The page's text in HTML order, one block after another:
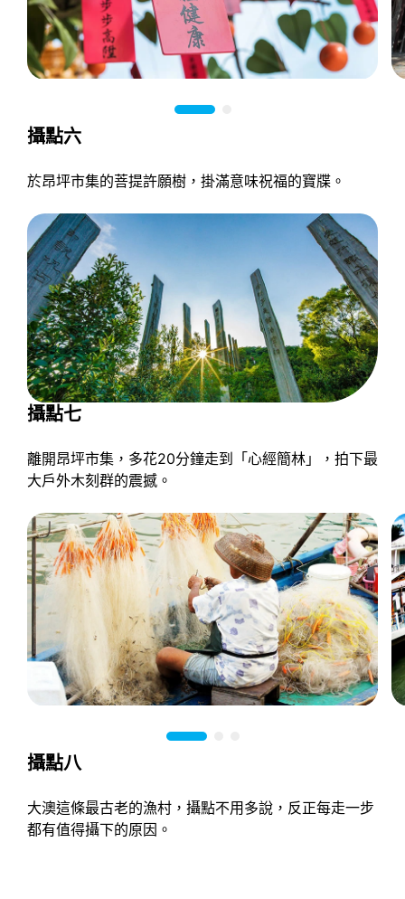
攝點六
於昂坪市集的菩提許願樹，掛滿意味祝福的寶牒。
攝點七
離開昂坪市集，多花20分鐘走到「心經簡林」，拍下最
大戶外木刻群的震撼。
攝點八
大澳這條最古老的漁村，攝點不用多說，反正每走一步
都有值得攝下的原因。